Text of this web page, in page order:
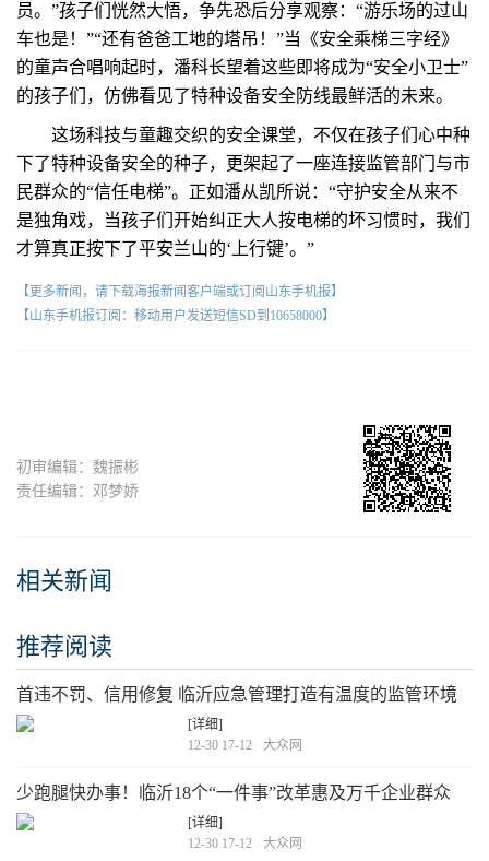
员。”孩子们恍然大悟，争先恐后分享观察：“游乐场的过山
车也是！”“还有爸爸工地的塔吊！”当《安全乘梯三字经》
的童声合唱响起时，潘科长望着这些即将成为“安全小卫士”
的孩子们，仿佛看见了特种设备安全防线最鲜活的未来。
这场科技与童趣交织的安全课堂，不仅在孩子们心中种
下了特种设备安全的种子，更架起了一座连接监管部门与市
民群众的“信任电梯”。正如潘从凯所说：“守护安全从来不
是独角戏，当孩子们开始纠正大人按电梯的坏习惯时，我们
才算真正按下了平安兰山的‘上行键’。”
【更多新闻，请下载海报新闻客户端或订阅山东手机报】
【山东手机报订阅：移动用户发送短信SD到10658000】
初审编辑：魏振彬
责任编辑：邓梦娇
相关新闻
推荐阅读
首违不罚、信用修复 临沂应急管理打造有温度的监管环境
[详细]
12-30 17-12
大众网
少跑腿快办事！临沂18个“一件事”改革惠及万千企业群众
[详细]
12-30 17-12
大众网